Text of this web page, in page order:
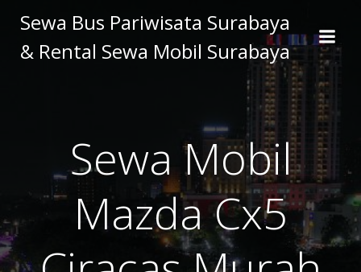
to
content
Sewa Bus Pariwisata Surabaya
& Rental Sewa Mobil Surabaya
Sewa Mobil
Mazda Cx5